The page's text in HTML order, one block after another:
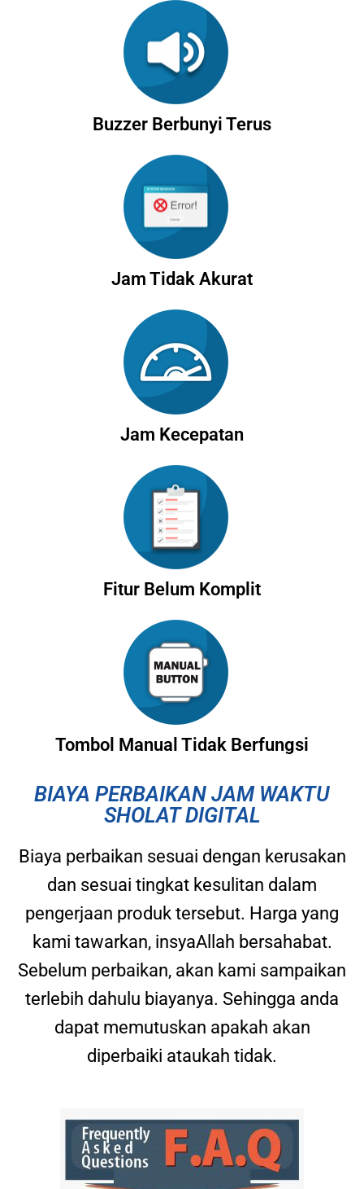
Buzzer Berbunyi Terus
Jam Tidak Akurat
Jam Kecepatan
Fitur Belum Komplit
Tombol Manual Tidak Berfungsi
BIAYA PERBAIKAN JAM WAKTU
SHOLAT DIGITAL
Biaya perbaikan sesuai dengan kerusakan
dan sesuai tingkat kesulitan dalam
pengerjaan produk tersebut. Harga yang
kami tawarkan, insyaAllah bersahabat.
Sebelum perbaikan, akan kami sampaikan
terlebih dahulu biayanya. Sehingga anda
dapat memutuskan apakah akan
diperbaiki ataukah tidak.